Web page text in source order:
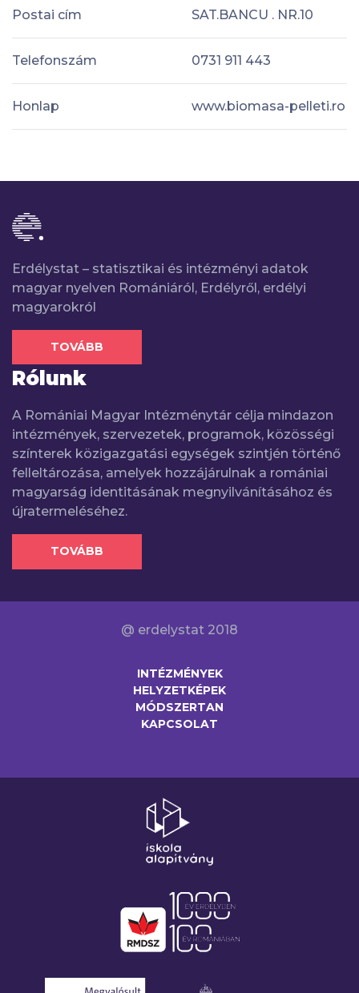
Postai cím SAT.BANCU . NR.10
Telefonszám 0731 911 443
Honlap www.biomasa-pelleti.ro
Erdélystat – statisztikai és intézményi adatok
magyar nyelven Romániáról, Erdélyről, erdélyi
magyarokról
TOVÁBB
Rólunk
A Romániai Magyar Intézménytár célja mindazon
intézmények, szervezetek, programok, közösségi
színterek közigazgatási egységek szintjén történő
felleltározása, amelyek hozzájárulnak a romániai
magyarság identitásának megnyilvánításához és
újratermeléséhez.
TOVÁBB
@ erdelystat 2018
INTÉZMÉNYEK
HELYZETKÉPEK
MÓDSZERTAN
KAPCSOLAT